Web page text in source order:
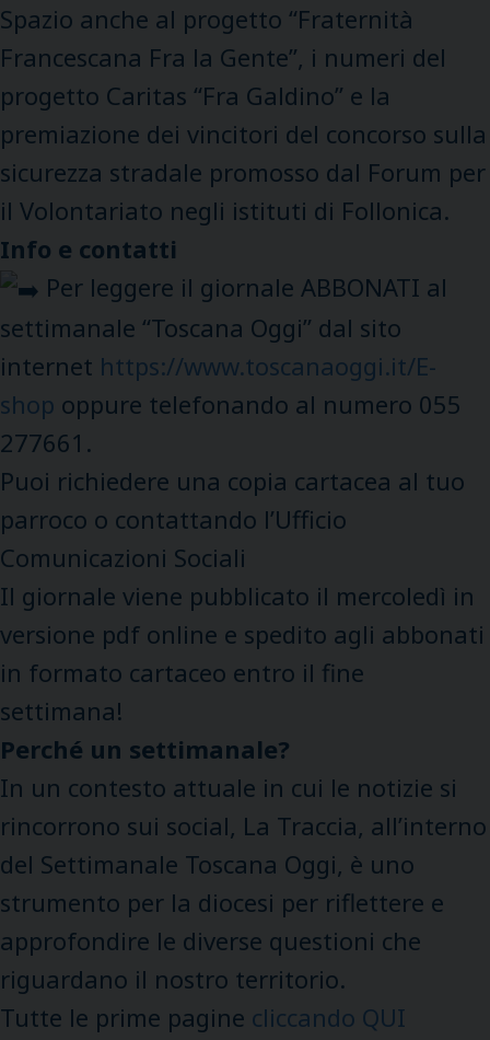
Spazio anche al progetto “Fraternità
Francescana Fra la Gente”, i numeri del
progetto Caritas “Fra Galdino” e la
premiazione dei vincitori del concorso sulla
sicurezza stradale promosso dal Forum per
il Volontariato negli istituti di Follonica.
Info e contatti
Per leggere il giornale ABBONATI al
settimanale “Toscana Oggi” dal sito
internet https://www.toscanaoggi.it/E-
shop oppure telefonando al numero 055
277661.
Puoi richiedere una copia cartacea al tuo
parroco o contattando l’Ufficio
Comunicazioni Sociali
Il giornale viene pubblicato il mercoledì in
versione pdf online e spedito agli abbonati
in formato cartaceo entro il fine
settimana!
Perché un settimanale?
In un contesto attuale in cui le notizie si
rincorrono sui social, La Traccia, all’interno
del Settimanale Toscana Oggi, è uno
strumento per la diocesi per riflettere e
approfondire le diverse questioni che
riguardano il nostro territorio.
Tutte le prime pagine cliccando QUI